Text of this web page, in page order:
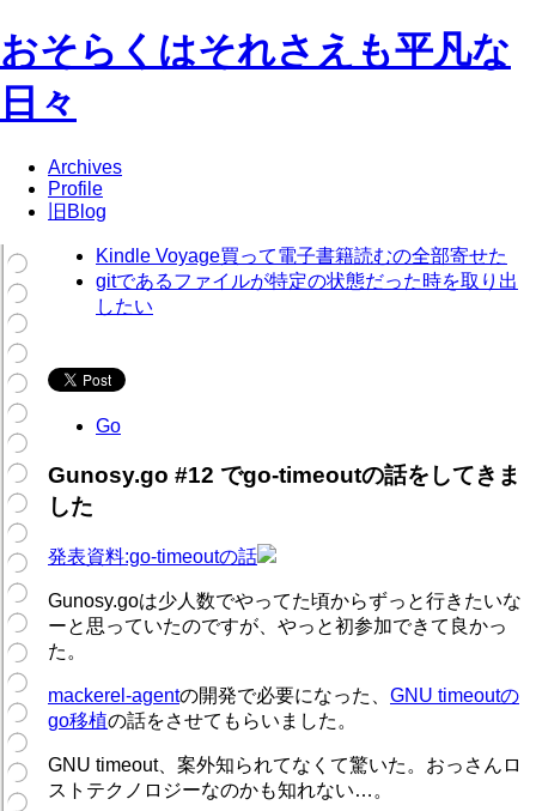
おそらくはそれさえも平凡な
日々
Archives
Profile
旧Blog
Kindle Voyage買って電子書籍読むの全部寄せた
gitであるファイルが特定の状態だった時を取り出
したい
Go
Gunosy.go #12 でgo-timeoutの話をしてきま
した
発表資料:go-timeoutの話
Gunosy.goは少人数でやってた頃からずっと行きたいな
ーと思っていたのですが、やっと初参加できて良かっ
た。
mackerel-agentの開発で必要になった、 GNU timeoutの
go移植の話をさせてもらいました。
GNU timeout、案外知られてなくて驚いた。おっさんロ
ストテクノロジーなのかも知れない…。